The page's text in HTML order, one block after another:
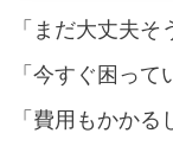
「まだ大丈夫そ
「今すぐ困って
「費用もかか